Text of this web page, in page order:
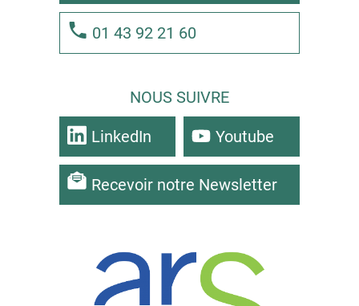
01 43 92 21 60
NOUS SUIVRE
LinkedIn Youtube
Recevoir notre Newsletter